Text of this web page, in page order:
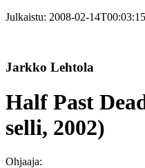
Julkaistu: 2008-02-
Jarkko Lehtola
Half Past
selli, 2002)
Ohjaaja: